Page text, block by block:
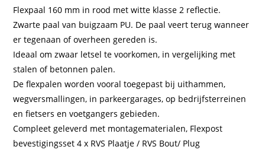
Flexpaal 160 mm in rood met witte klasse 2 reflectie.
Zwarte paal van buigzaam PU. De paal veert terug wanneer
er tegenaan of overheen gereden is.
Ideaal om zwaar letsel te voorkomen, in vergelijking met
stalen of betonnen palen.
De flexpalen worden vooral toegepast bij uithammen,
wegversmallingen, in parkeergarages, op bedrijfsterreinen
en fietsers en voetgangers gebieden.
Compleet geleverd met montagematerialen, Flexpost
bevestigingsset 4 x RVS Plaatje / RVS Bout/ Plug